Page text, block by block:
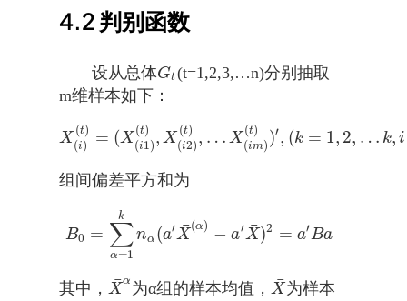
4.2判别函数
设从总体Gt
Gt (t=1,2,3,…n)分别抽取
m维样本如下：
X (t)
(i) = (X(t)
(i1), X (t)
(i2), … X(t)
(im))′, (k = 1, 2, … k, i
X (i) t)=(X(i 1)(t),X ( i2)(t),…X(i m) (t) ′,( k= 1 ,2, …k
组间偏差平方和为
B0 = ∑
α=1
k
nα (a′X
¯(α) − a′X
¯)2 = a′Ba
B0= ∑α =1knα(a′X¯( α) −a′X¯)2 =a ′Ba
其中， X
¯α
X¯α为α组的样本均值，X
¯
X¯为样本